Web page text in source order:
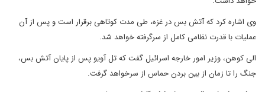
وی اشاره کرد که آتش بس در غزه، طی مدت کوتاهی برقرار است و پس از آن
عملیات با قدرت نظامی کامل از سرگرفته خواهد شد.
الی کوهن، وزیر امور خارجه اسرائیل گفت که تل آویو پس از پایان آتش بس،
جنگ را تا زمان از بین بردن حماس از سرخواهد گرفت.